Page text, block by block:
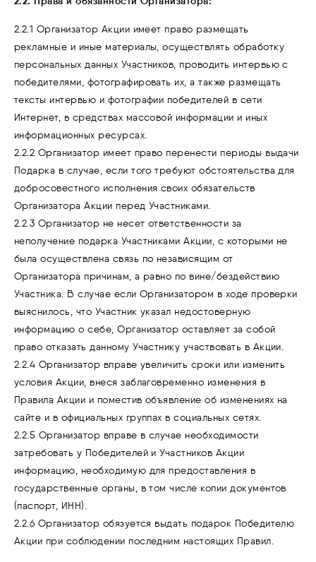
2.2.1 Организатор Акции имеет право размещать
рекламные и иные материалы, осуществлять обработку
персональных данных Участников, проводить интервью с
победителями, фотографировать их, а также размещать
тексты интервью и фотографии победителей в сети
Интернет, в средствах массовой информации и иных
информационных ресурсах.
2.2.2 Организатор имеет право перенести периоды выдачи
Подарка в случае, если того требуют обстоятельства для
добросовестного исполнения своих обязательств
Организатора Акции перед Участниками.
2.2.3 Организатор не несет ответственности за
неполучение подарка Участниками Акции, с которыми не
была осуществлена связь по независящим от
Организатора причинам, а равно по вине/бездействию
Участника. В случае если Организатором в ходе проверки
выяснилось, что Участник указал недостоверную
информацию о себе, Организатор оставляет за собой
право отказать данному Участнику участвовать в Акции.
2.2.4 Организатор вправе увеличить сроки или изменить
условия Акции, внеся заблаговременно изменения в
Правила Акции и поместив объявление об изменениях на
сайте и в официальных группах в социальных сетях.
2.2.5 Организатор вправе в случае необходимости
затребовать у Победителей и Участников Акции
информацию, необходимую для предоставления в
государственные органы, в том числе копии документов
(паспорт, ИНН).
2.2.6 Организатор обязуется выдать подарок Победителю
Акции при соблюдении последним настоящих Правил.